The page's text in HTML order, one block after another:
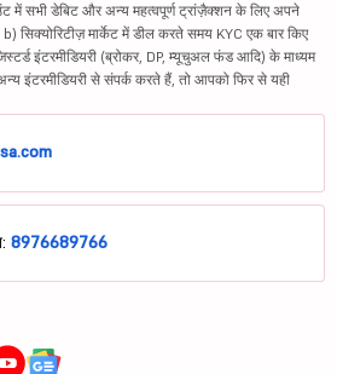
में सभी डेबिट और अन्य महत्वपूर्ण ट्रांज़ैक्शन के लिए अपने
b) सिक्योरिटीज़ मार्केट में डील करते समय KYC एक बार किए
इंटरमीडियरी (ब्रोकर, DP, म्यूचुअल फंड आदि) के माध्यम
इंटरमीडियरी से संपर्क करते हैं, तो आपको फिर से यही
8976689766